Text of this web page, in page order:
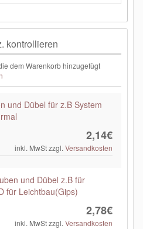
kontrollieren
dem Warenkorb hinzugefügt
und Dübel für z.B System
2,14€
inkl. MwSt zzgl.Versandkosten
und Dübel z.B für
für Leichtbau(Gips)
2,78€
inkl. MwSt zzgl.Versandkosten